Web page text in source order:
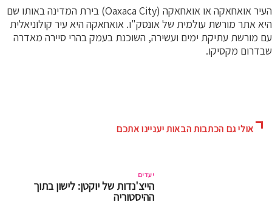
העיר אואחאקה או אואחאקה (Oaxaca City) בירת המדינה באותו שם
אתר מורשת עולמית של אונסק"ו. אואחאקה היא עיר קולוניאלית
מורשת עתיקת ימים ועשירה, השוכנת בעמק בהרי סיירה מאדרה
מקסיקו.
אולי גם הכתבות הבאות יעניינו אתכם
יעדים
הייצ'נדות של יוקטן: לישון בתוך
ההיסטוריה